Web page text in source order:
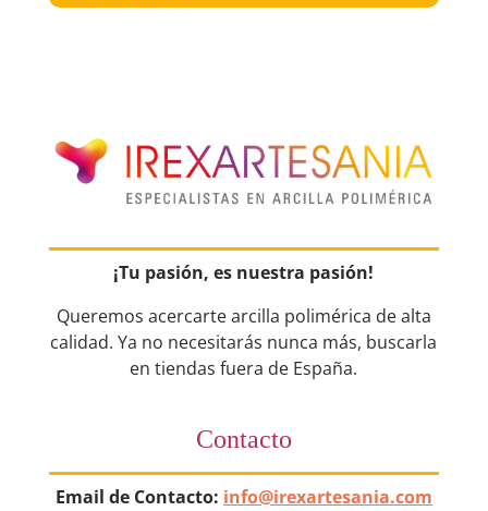
¡Tu pasión, es nuestra pasión!
Queremos acercarte arcilla polimérica de alta
calidad. Ya no necesitarás nunca más, buscarla
en tiendas fuera de España.
Contacto
Email de Contacto: info@irexartesania.com